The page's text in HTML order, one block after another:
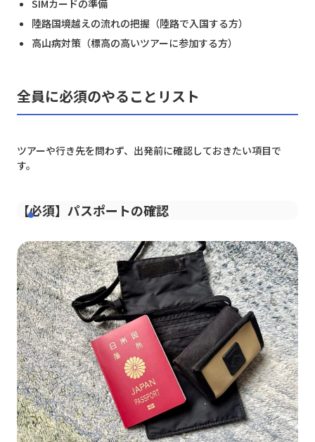
SIMカードの準備
陸路国境越えの流れの把握（陸路で入国する方）
高山病対策（標高の高いツアーに参加する方）
全員に必須のやることリスト
ツアーや行き先を問わず、出発前に確認しておきたい項目で
す。
【必須】 パスポートの確認